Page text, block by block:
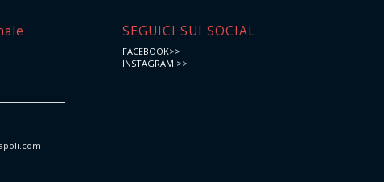
SEGUICI SUI SOCIAL
FACEBOOK>>
INSTAGRAM >>